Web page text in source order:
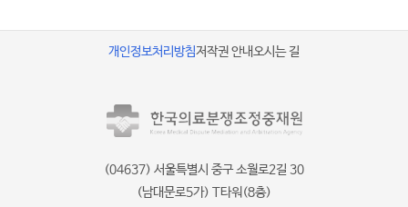
개인정보처리방침저작권 안내오시는 길
(04637) 서울특별시 중구 소월로2길 30
(남대문로5가) T타워(8층)